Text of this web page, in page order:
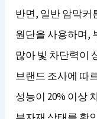
반면, 일반 암막커
원단을 사용하며,
많아 빛 차단력이
브랜드 조사에 따
성능이 20% 이상